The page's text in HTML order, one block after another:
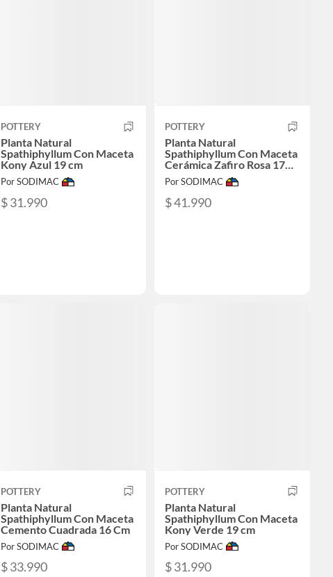
POTTERY
Planta Natural
Spathiphyllum Con Maceta
Kony Azul 19 cm
Por SODIMAC
$ 31.990
POTTERY
Planta Natural
Spathiphyllum Con Maceta
Cerámica Zafiro Rosa 17
Cm
Por SODIMAC
$ 41.990
POTTERY
Planta Natural
Spathiphyllum Con Maceta
Cemento Cuadrada 16 Cm
Por SODIMAC
$ 33.990
POTTERY
Planta Natural
Spathiphyllum Con Maceta
Kony Verde 19 cm
Por SODIMAC
$ 31.990